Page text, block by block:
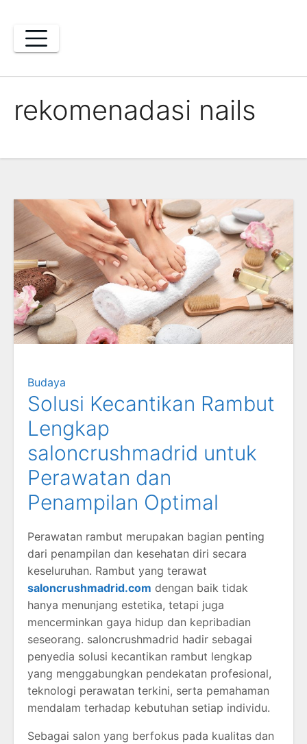
content
rekomenadasi nails
Budaya
Solusi Kecantikan Rambut
Lengkap
saloncrushmadrid untuk
Perawatan dan
Penampilan Optimal
Perawatan rambut merupakan bagian penting
dari penampilan dan kesehatan diri secara
keseluruhan. Rambut yang terawat
saloncrushmadrid.com dengan baik tidak
hanya menunjang estetika, tetapi juga
mencerminkan gaya hidup dan kepribadian
seseorang. saloncrushmadrid hadir sebagai
penyedia solusi kecantikan rambut lengkap
yang menggabungkan pendekatan profesional,
teknologi perawatan terkini, serta pemahaman
mendalam terhadap kebutuhan setiap individu.
Sebagai salon yang berfokus pada kualitas dan